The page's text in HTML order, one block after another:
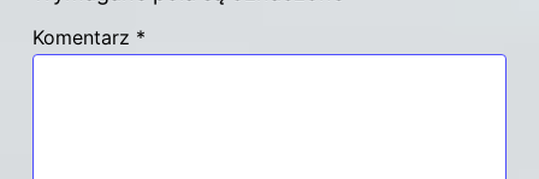
Komentarz *